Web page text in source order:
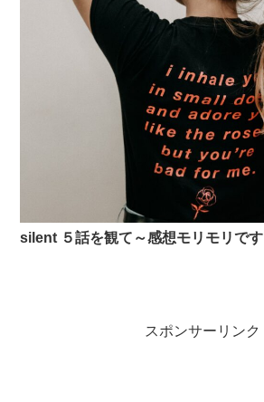
silent ５話を観て～感想モリモリです
スポンサーリンク